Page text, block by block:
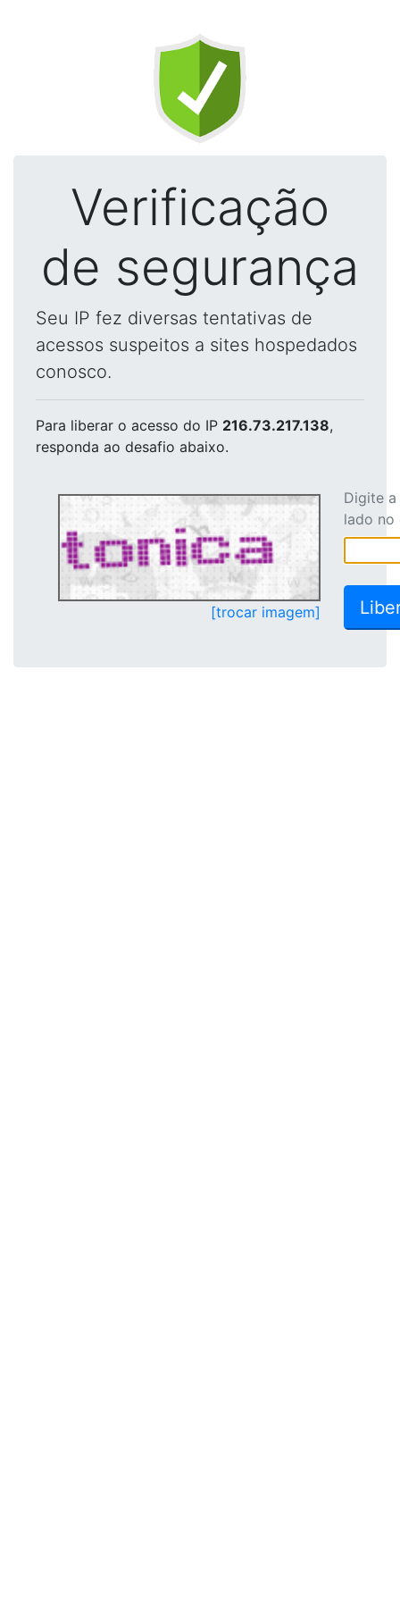
Verificação
de segurança
Seu IP fez diversas tentativas de
acessos suspeitos a sites hospedados
conosco.
Para liberar o acesso do IP 216.73.217.138,
responda ao desafio abaixo.
[trocar imagem]
Digite
lado no